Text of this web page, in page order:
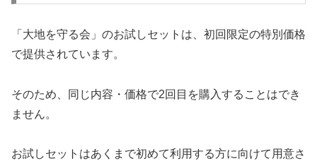
「大地を守る会」のお試しセットは、初回限定の特別価格
で提供されています。
そのため、同じ内容・価格で2回目を購入することはでき
ません。
お試しセットはあくまで初めて利用する方に向けて用意さ